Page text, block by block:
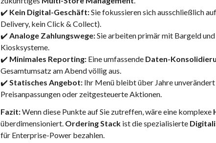
✔️ Kein Digital-Geschäft:Sie fokussieren sich ausschließlich
Delivery, kein Click & Collect).
✔️ Analoge Zahlungswege:Sie arbeiten primär mit Bargeld
Kiosksysteme.
✔️ Minimales Reporting: Eine umfassende Daten-
Gesamtumsatz am Abend völlig aus.
✔️ Statisches Angebot: Ihr Menü bleibt über Jahre
Preisanpassungen oder zeitgesteuerte Aktionen.
Fazit:Wenn diese Punkte auf Sie zutreffen, wäre eine komplexe
überdimensioniert. Ordering Stack ist die spezialisierte
für Enterprise-Power bezahlen.